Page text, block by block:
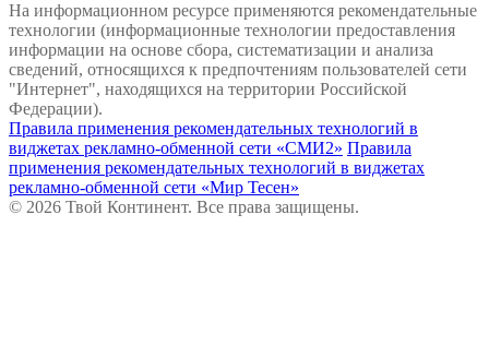
На информационном ресурсе применяются рекомендательные
технологии (информационные технологии предоставления
информации на основе сбора, систематизации и анализа
сведений, относящихся к предпочтениям пользователей сети
"Интернет", находящихся на территории Российской
Федерации).
Правила применения рекомендательных технологий в
виджетах рекламно-обменной сети «СМИ2» Правила
применения рекомендательных технологий в виджетах
рекламно-обменной сети «Мир Тесен»
© 2026 Твой Континент. Все права защищены.